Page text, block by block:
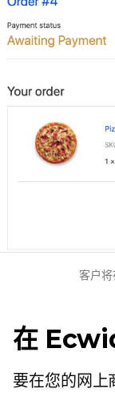
客户将
在
要在您的网上